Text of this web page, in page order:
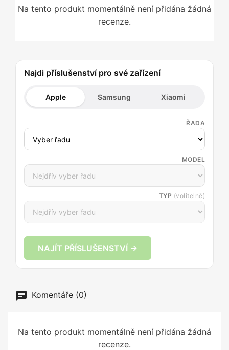
Na tento produkt momentálně není přidána žádná
recenze.
Najdi příslušenství pro své zařízení
Apple Samsung Xiaomi
ŘADA
MODEL
TYP (volitelně)
NAJÍT PŘÍSLUŠENSTVÍ →
Komentáře (0)
Na tento produkt momentálně není přidána žádná
recenze.